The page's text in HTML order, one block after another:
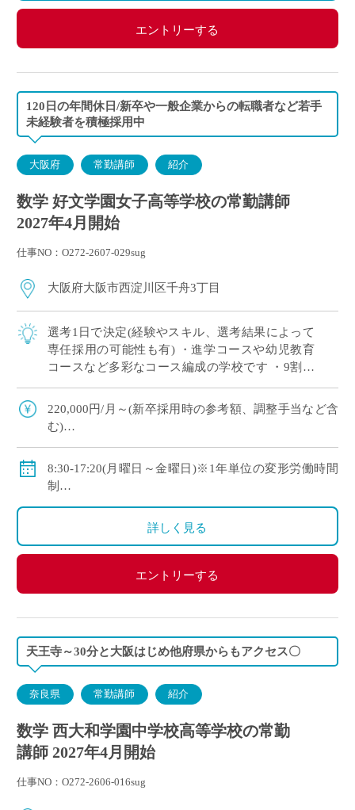
エントリーする
120日の年間休日/新卒や一般企業からの転職者など若手
未経験者を積極採用中
大阪府 常勤講師 紹介
数学 好文学園女子高等学校の常勤講師
2027年4月開始
仕事NO：O272-2607-029sug
大阪府大阪市西淀川区千舟3丁目
選考1日で決定(経験やスキル、選考結果によって
専任採用の可能性も有) ・進学コースや幼児教育
コースなど多彩なコース編成の学校です ・9割以
す ・新卒や社会人からのキャリアチェン […]
220,000円/月～(新卒採用時の参考額、調整手当など含
む)
◇保険：私学共済、雇用保険、労災保険
8:30-17:20(月曜日～金曜日)※1年単位の変形労働時間
制
・土曜日、日曜日、祝日、その他学校スケジュールに
詳しく見る
エントリーする
天王寺～30分と大阪はじめ他府県からもアクセス〇
奈良県 常勤講師 紹介
数学 西大和学園中学校高等学校の常勤
講師 2027年4月開始
仕事NO：O272-2606-016sug